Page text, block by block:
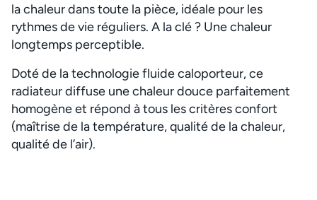
la chaleur dans toute la pièce, idéale pour les
rythmes de vie réguliers. A la clé ? Une chaleur
longtemps perceptible.
Doté de la technologie fluide caloporteur, ce
radiateur diffuse une chaleur douce parfaitement
homogène et répond à tous les critères confort
(maîtrise de la température, qualité de la chaleur,
qualité de l’air).